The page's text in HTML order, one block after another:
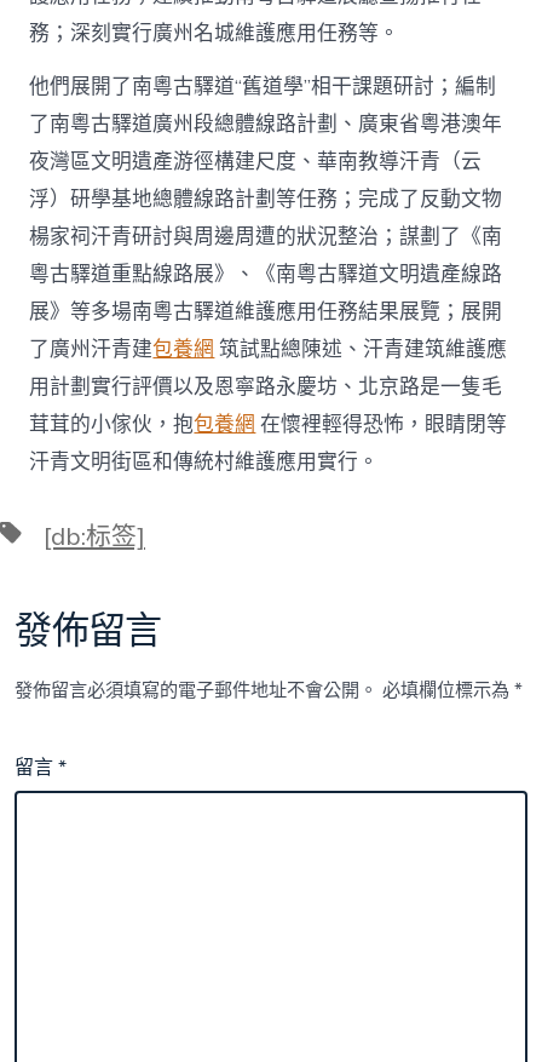
務；深刻實行廣州名城維護應用任務等。
他們展開了南粵古驛道“舊道學”相干課題研討；編制
了南粵古驛道廣州段總體線路計劃、廣東省粵港澳年
夜灣區文明遺產游徑構建尺度、華南教導汗青（云
浮）研學基地總體線路計劃等任務；完成了反動文物
楊家祠汗青研討與周邊周遭的狀況整治；謀劃了《南
粵古驛道重點線路展》、《南粵古驛道文明遺產線路
展》等多場南粵古驛道維護應用任務結果展覽；展開
了廣州汗青建包養網 筑試點總陳述、汗青建筑維護應
用計劃實行評價以及恩寧路永慶坊、北京路是一隻毛
茸茸的小傢伙，抱包養網 在懷裡輕得恐怖，眼睛閉等
汗青文明街區和傳統村維護應用實行。
標 [db:标签]
發佈留言
發佈留言必須填寫的電子郵件地址不會公開。 必填欄位標示為*
留言*